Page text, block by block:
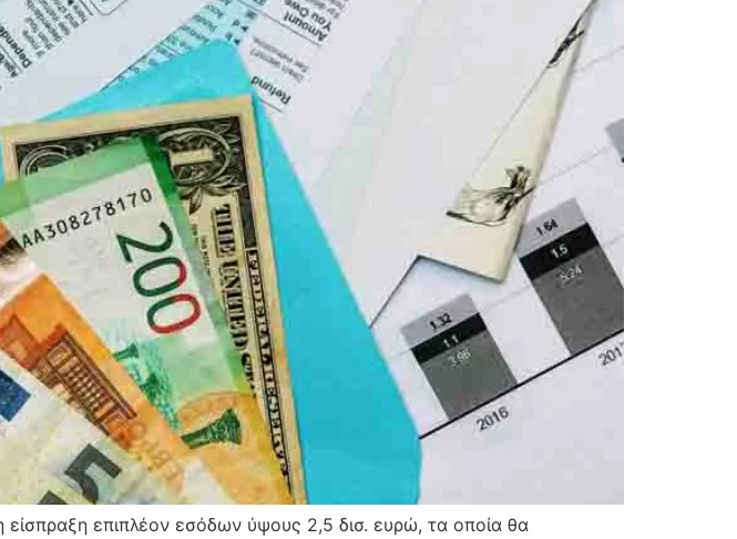
επιπλέον εσόδων ύψους 2,5 δισ. ευρώ, τα οποία θα